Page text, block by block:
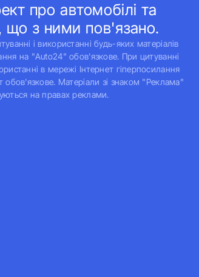
про автомобілі та
що з ними пов'язано.
і використанні будь-яких матеріалів
на "Auto24" обов'язкове. При цитуванні
в мережі Інтернет гіперпосилання
обов'язкове. Матеріали зі знаком "Реклама"
на правах реклами.